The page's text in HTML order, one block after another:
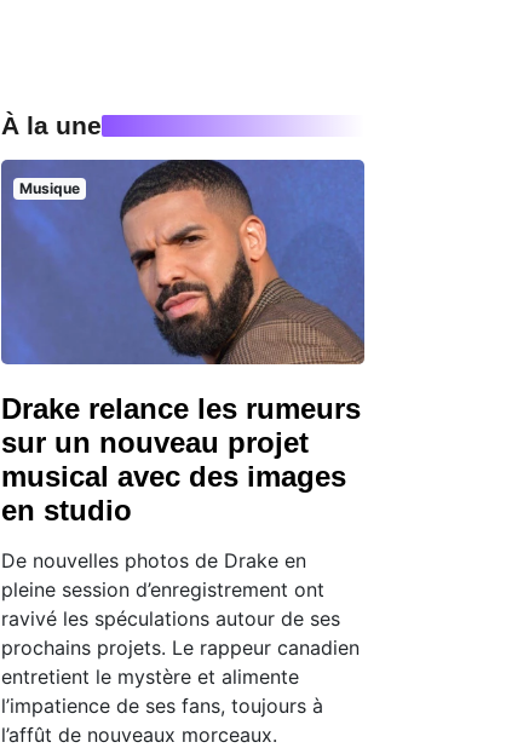
À la une
Musique
Drake relance les rumeurs
sur un nouveau projet
musical avec des images
en studio
De nouvelles photos de Drake en
pleine session d’enregistrement ont
ravivé les spéculations autour de ses
prochains projets. Le rappeur canadien
entretient le mystère et alimente
l’impatience de ses fans, toujours à
l’affût de nouveaux morceaux.